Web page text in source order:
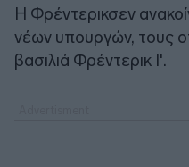
Η Φρέντερικσεν
νέων υπουργών, τους
βασιλιά Φρέντερικ Ι'.